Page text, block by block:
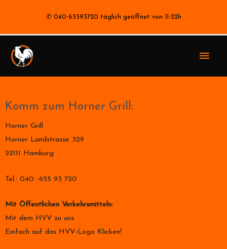
✆ 040-65593720 täglich geöffnet von 11-22h
Komm zum Horner Grill:
Horner Grill
Horner Landstrasse 329
22111 Hamburg
Tel.: 040 -655 93 720
Mit Öffentlichen Verkehrsmitteln:
Mit dem HVV zu uns
Einfach auf das HVV-Logo Klicken!